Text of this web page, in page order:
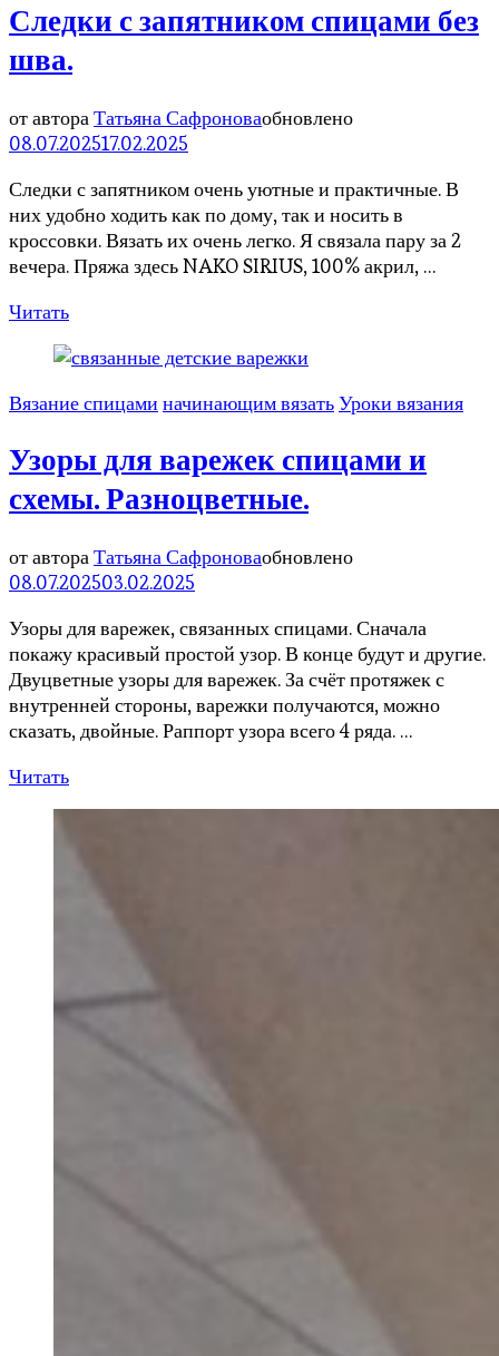
Следки с запятником спицами без
шва.
от автораТатьяна Сафроноваобновлено
08.07.202517.02.2025
Следки с запятником очень уютные и практичные. В
них удобно ходить как по дому, так и носить в
кроссовки. Вязать их очень легко. Я связала пару за 2
вечера. Пряжа здесь NAKO SIRIUS, 100% акрил, …
Читать
Вязание спицами начинающим вязатьУроки вязания
Узоры для варежек спицами и
схемы. Разноцветные.
от автораТатьяна Сафроноваобновлено
08.07.202503.02.2025
Узоры для варежек, связанных спицами. Сначала
покажу красивый простой узор. В конце будут и другие.
Двуцветные узоры для варежек. За счёт протяжек с
внутренней стороны, варежки получаются, можно
сказать, двойные. Раппорт узора всего 4 ряда. …
Читать